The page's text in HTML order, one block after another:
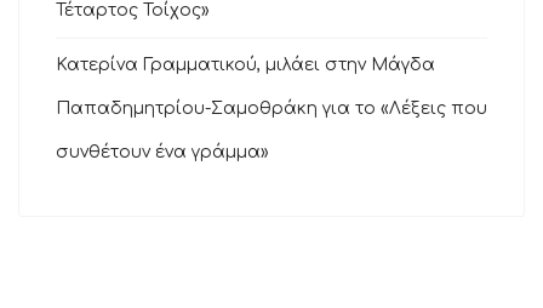
Τέταρτος Τοίχος»
Κατερίνα Γραμματικού, μιλάει στην Μάγδα
Παπαδημητρίου-Σαμοθράκη για το «Λέξεις που
συνθέτουν ένα γράμμα»